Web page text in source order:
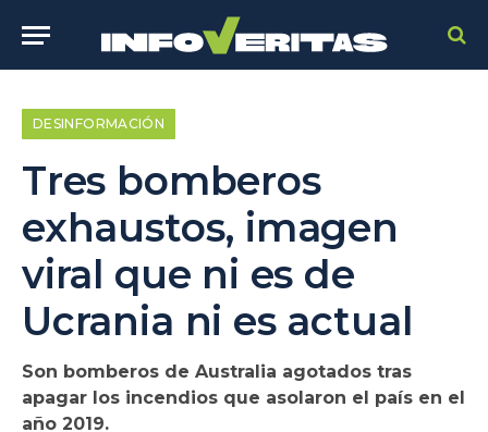
DESINFORMACIÓN
Tres bomberos
exhaustos, imagen
viral que ni es de
Ucrania ni es actual
Son bomberos de Australia agotados tras
apagar los incendios que asolaron el país en el
año 2019.